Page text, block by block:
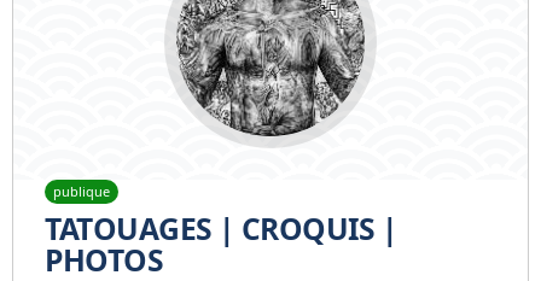
publique
TATOUAGES | CROQUIS |
PHOTOS